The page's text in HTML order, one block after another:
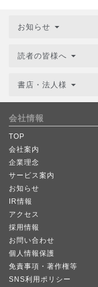
お知らせ
読者の皆様へ
書店・法人様
会社情報
TOP
会社案内
企業理念
サービス案内
お知らせ
IR情報
アクセス
採用情報
お問い合わせ
個人情報保護
免責事項・著作権等
SNS利用ポリシー